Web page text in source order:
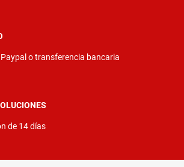
o transferencia bancaria
de 14 días